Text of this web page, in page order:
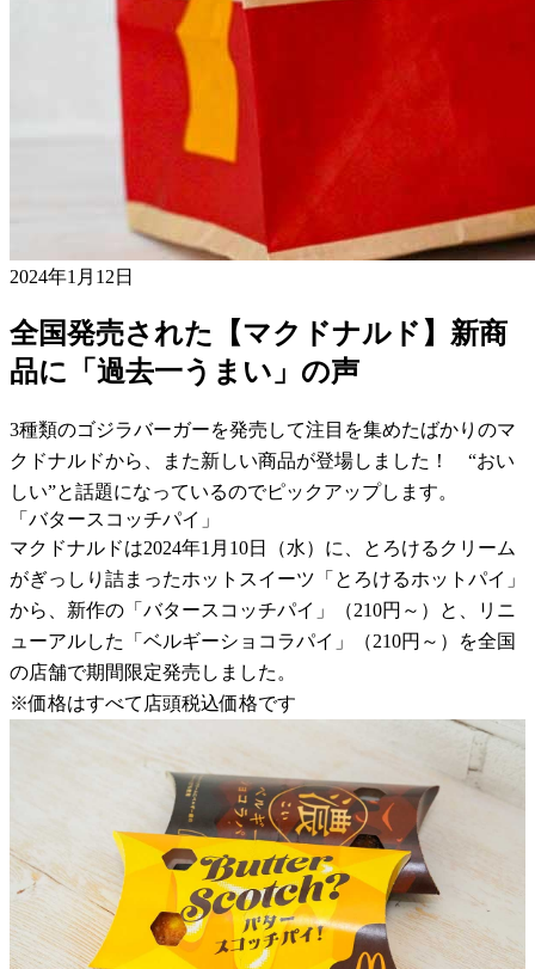
2024年1月12日
全国発売された【マクドナルド】新商
品に「過去一うまい」の声
3種類のゴジラバーガーを発売して注目を集めたばかりのマ
クドナルドから、また新しい商品が登場しました！ “おい
しい”と話題になっているのでピックアップします。
「バタースコッチパイ」
マクドナルドは2024年1月10日（水）に、とろけるクリーム
がぎっしり詰まったホットスイーツ「とろけるホットパイ」
から、新作の「バタースコッチパイ」（210円～）と、リニ
ューアルした「ベルギーショコラパイ」（210円～）を全国
の店舗で期間限定発売しました。
※価格はすべて店頭税込価格です